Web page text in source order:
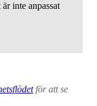
inte anpassat
för att se